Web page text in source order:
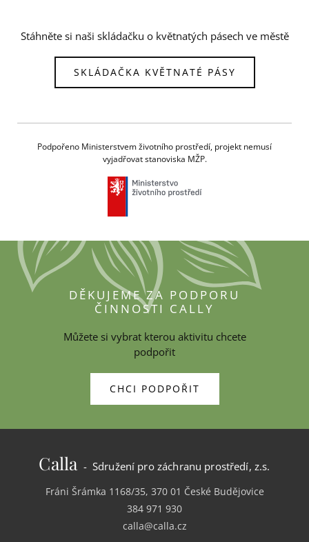
Stáhněte si naši skládačku o květnatých pásech ve městě
SKLÁDAČKA KVĚTNATÉ PÁSY
Podpořeno Ministerstvem životního prostředí, projekt nemusí
vyjadřovat stanoviska MŽP.
DĚKUJEME ZA PODPORU
ČINNOSTI CALLY
Můžete si vybrat kterou aktivitu chcete
podpořit
CHCI PODPOŘIT
Calla - Sdružení pro záchranu prostředí, z.s.
Fráni Šrámka 1168/35, 370 01 České Budějovice
384 971 930
calla@calla.cz